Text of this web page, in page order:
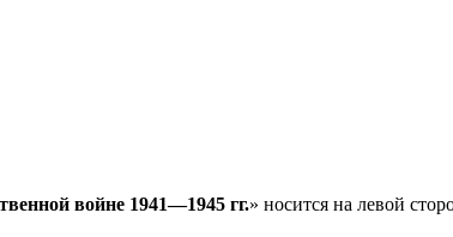
войне 1941—1945 гг.» носится на левой